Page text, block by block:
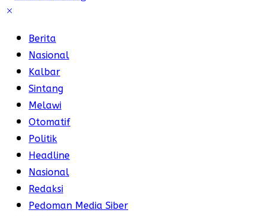
Berita
Nasional
Kalbar
Sintang
Melawi
Otomatif
Politik
Headline
Nasional
Redaksi
Pedoman Media Siber